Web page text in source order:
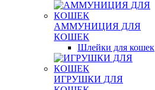
АММУНИЦИЯ ДЛЯ
КОШЕК
Шлейки для кошек
ИГРУШКИ ДЛЯ